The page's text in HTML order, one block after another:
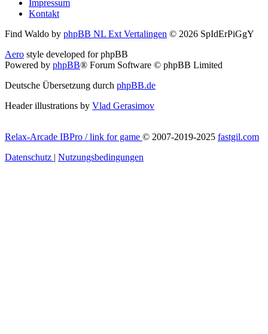
Impressum
Kontakt
Find Waldo by phpBB NL Ext Vertalingen © 2026 SpIdErPiGgY
Aero style developed for phpBB
Powered by phpBB® Forum Software © phpBB Limited
Deutsche Übersetzung durch phpBB.de
Header illustrations by Vlad Gerasimov
Relax-Arcade IBPro / link for game © 2007-2019-2025 fastgil.com
Datenschutz | Nutzungsbedingungen